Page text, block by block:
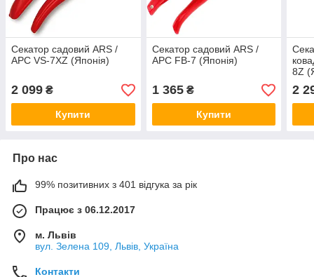
Секатор садовий ARS /
АРС VS-7XZ (Японія)
2 099 ₴
Купити
Секатор садовий ARS /
АРС FB-7 (Японія)
1 365₴
Купити
8Z
2
Про нас
99% позитивних з 401 відгука за рік
Працює з 06.12.2017
м. Львів
вул. Зелена 109, Львів, Україна
Контакти